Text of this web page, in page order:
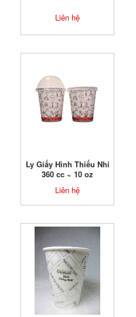
Liên hệ
Ly Giấy Hình Thiếu Nhi
360 cc ~ 10 oz
Liên hệ